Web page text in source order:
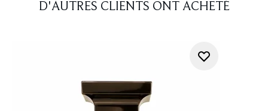
D'AUTRES CLIENTS ONT ACHETÉ